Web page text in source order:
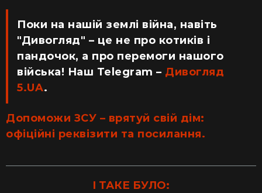
Поки на нашій землі війна, навіть
"Дивогляд" – це не про котиків і
пандочок, а про перемоги нашого
війська! Наш Telegram – Дивогляд
5.UA.
Допоможи ЗСУ – врятуй свій дім:
офіційні реквізити та посилання.
І ТАКЕ БУЛО: